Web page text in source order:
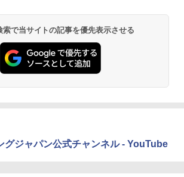
で当サイトの記事を優先表示させる
グジャパン公式チャンネル - YouTube